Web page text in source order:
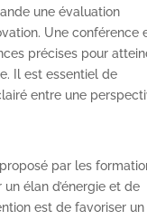
une évaluation
Une conférence
précises pour
Il est essentiel de
entre une
par les
élan d’énergie et de
est de favoriser un